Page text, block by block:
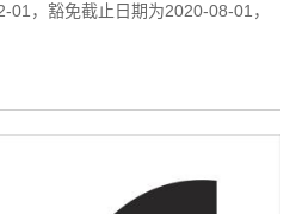
，豁免截止日期为2020-08-01，